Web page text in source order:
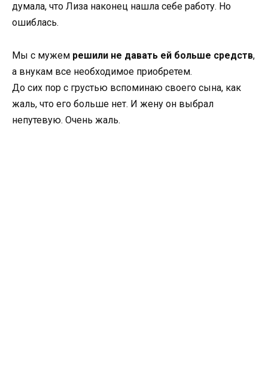
думала, что Лиза наконец нашла себе работу. Но
ошиблась.
Мы с мужем решили не давать ей больше средств,
а внукам все необходимое приобретем.
До сих пор с грустью вспоминаю своего сына, как
жаль, что его больше нет. И жену он выбрал
непутевую. Очень жаль.